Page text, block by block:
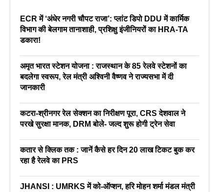
ECR में ‘अंधेर नगरी चौपट राजा’: प्लांट डिपो DDU में कार्मिक
विभाग की बेलगाम तानाशाही, प्रशिक्षु इंजीनियरों का HRA-TA
डकारा!
अमृत भारत स्टेशन योजना : राजस्थान के 85 रेलवे स्टेशनों का
बदलेगा स्वरूप, रेल मंत्री अश्विनी वैष्णव ने राज्यसभा में दी
जानकारी
कटरा-श्रीनगर रेल सेक्शन का निरीक्षण पूरा, CRS देशवाल ने
परखे सुरक्षा मानक, DRM बोले- जल्द शुरू होगी ट्रेन सेवा
कतार से क्लिक तक : जानें कैसे हर दिन 20 लाख टिकट बुक कर
रहा है रेलवे का PRS
JHANSI : UMRKS में को-ऑप्शन, हरि मोहन शर्मा मंडल मंत्री